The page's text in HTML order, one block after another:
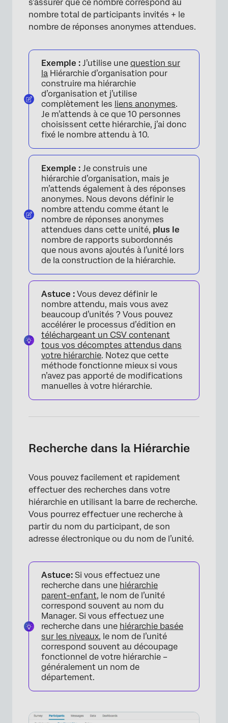
s’assurer que ce nombre correspond au
nombre total de participants invités + le
nombre de réponses anonymes attendues.
Exemple : J’utilise une question sur
la Hiérarchie d’organisation pour
construire ma hiérarchie
d’organisation et j’utilise
complètement les liens anonymes.
Je m’attends à ce que 10 personnes
choisissent cette hiérarchie, j’ai donc
fixé le nombre attendu à 10.
Exemple : Je construis une
hiérarchie d’organisation, mais je
m’attends également à des réponses
anonymes. Nous devons définir le
nombre attendu comme étant le
nombre de réponses anonymes
attendues dans cette unité, plus le
nombre de rapports subordonnés
que nous avons ajoutés à l’unité lors
de la construction de la hiérarchie.
Astuce : Vous devez définir le
nombre attendu, mais vous avez
beaucoup d’unités ? Vous pouvez
accélérer le processus d’édition en
téléchargeant un CSV contenant
tous vos décomptes attendus dans
votre hiérarchie. Notez que cette
méthode fonctionne mieux si vous
n’avez pas apporté de modifications
manuelles à votre hiérarchie.
Recherche dans la Hiérarchie
Vous pouvez facilement et rapidement
effectuer des recherches dans votre
hiérarchie en utilisant la barre de recherche.
Vous pourrez effectuer une recherche à
partir du nom du participant, de son
adresse électronique ou du nom de l’unité.
Astuce: Si vous effectuez une
recherche dans une hiérarchie
parent-enfant, le nom de l’unité
correspond souvent au nom du
Manager. Si vous effectuez une
recherche dans une hiérarchie basée
sur les niveaux, le nom de l’unité
correspond souvent au découpage
fonctionnel de votre hiérarchie –
généralement un nom de
département.